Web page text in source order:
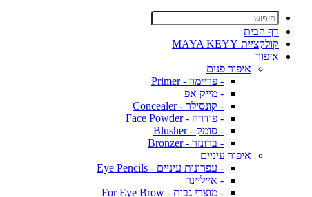
דף הבית
קולקציית MAYA KEYY
איפור
איפור פנים
- פריימר - Primer
- מייק אפ
- קונסילר - Concealer
- פודרה - Face Powder
- סומק - Blusher
- ברונזר - Bronzer
איפור עיניים
- עפרונות עיניים - Eye Pencils
- אייליינר
- מוצרי גבות - For Eye Brow